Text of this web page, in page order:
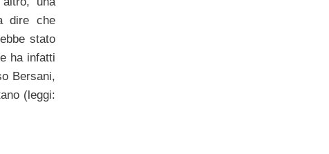
dire che
stato
ha infatti
Bersani,
(leggi: